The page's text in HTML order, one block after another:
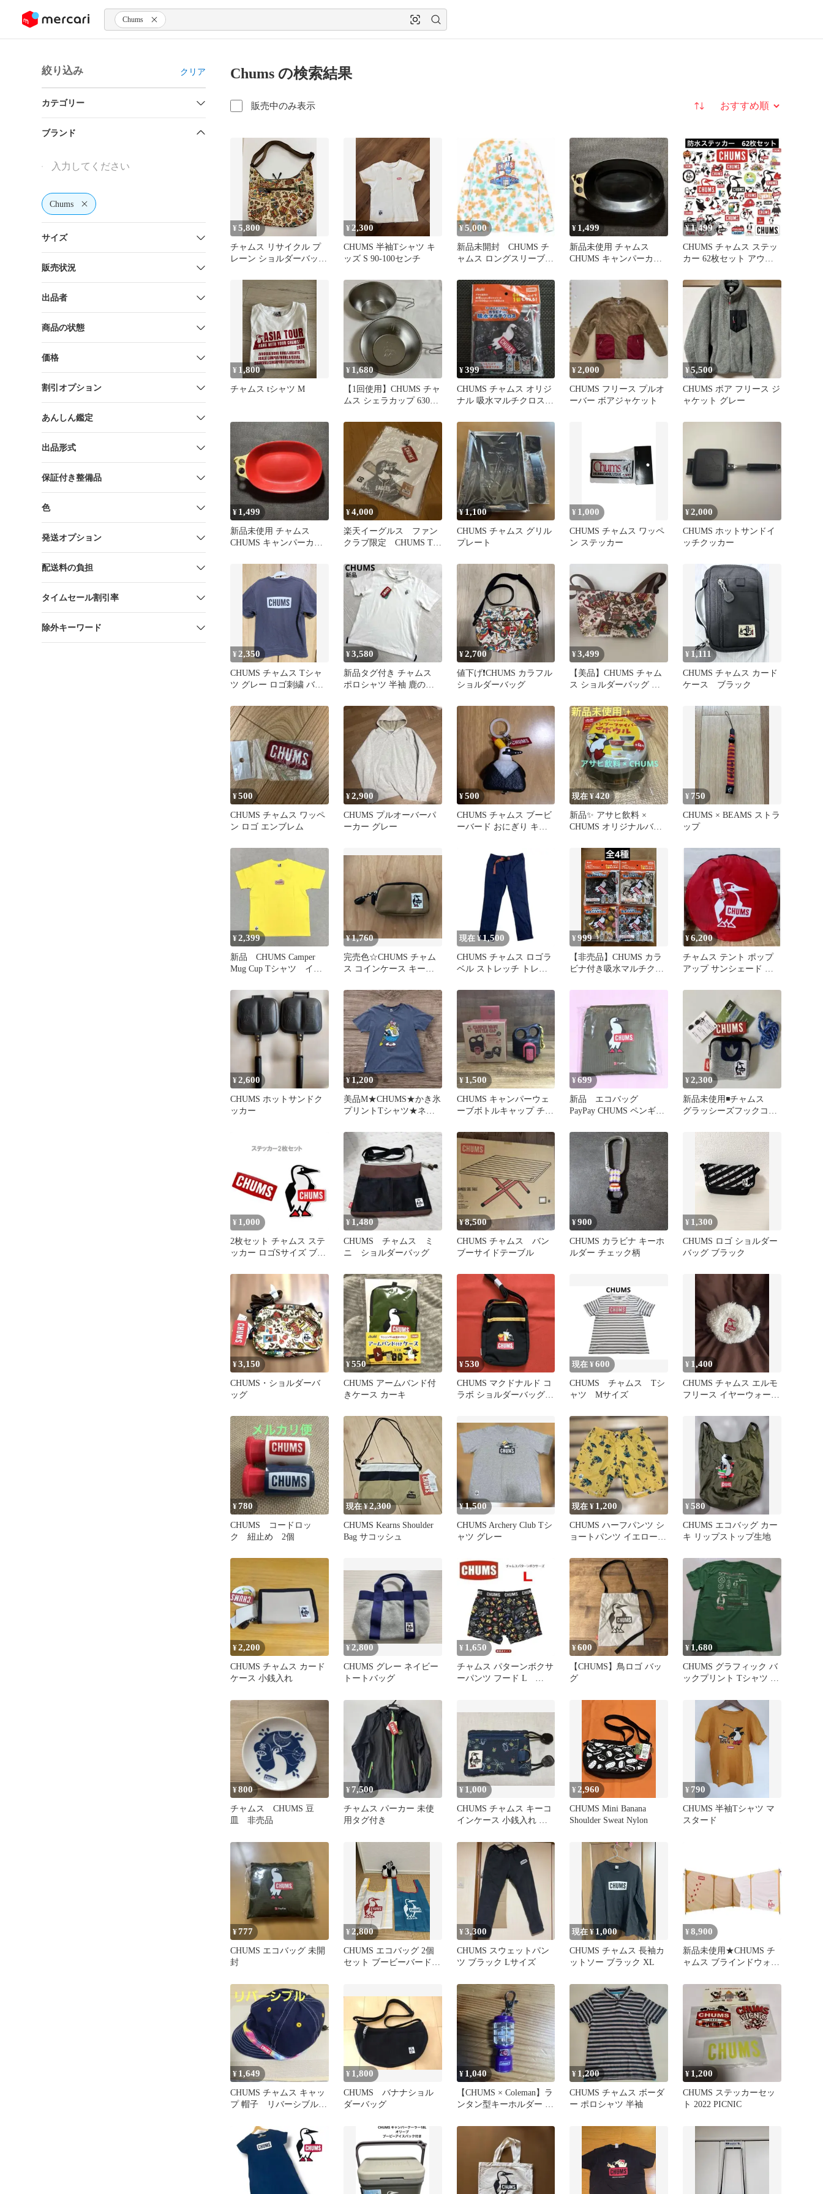
ツにスキップ Chums
絞り込み クリア
カテゴリー
ブランド
Chums
サイズ
販売状況
出品者
商品の状態
価格
割引オプション
あんしん鑑定
出品形式
保証付き整備品
色
発送オプション
配送料の負担
タイムセール割引率
除外キーワード
Chums の検索結果
販売中のみ表示 並び替え
¥5,800
チャムス リサイクル プ
レーン ショルダーバッグ
¥ 2,300
CHUMS 半袖Tシャツ キ
ッズ S 90-100センチ
¥5,000
新品未開封 CHUMS チ
ャムス ロングスリーブT
イズ
¥ 1,499
新品未使用 チャムス
CHUMS キャンパーカレ
ラック
¥1,499
CHUMS チャムス ステッ
カー 62枚セット アウト
¥ 1,800
チャムス tシャツ M
¥ 1,680
【1回使用】CHUMS チャ
ムス シェラカップ 630ml
¥399
CHUMS チャムス オリジ
ナル 吸水マルチクロス
¥2,000
CHUMS フリース プルオ
ーバー ボアジャケット
¥5,500
CHUMS ボア フリース ジ
ャケット グレー
¥ 1,499
新品未使用 チャムス
CHUMS キャンパーカレ
ッド
¥4,000
楽天イーグルス ファン
クラブ限定 CHUMS Tシ
¥1,100
CHUMS チャムス グリル
プレート
¥ 1,000
CHUMS チャムス ワッペ
ン ステッカー
¥2,000
CHUMS ホットサンドイ
ッチクッカー
¥ 2,350
CHUMS チャムス Tシャ
ツ グレー ロゴ刺繍 バッ
¥3,580
新品タグ付き チャムス
ポロシャツ 半袖 鹿の子 L
¥2,700
値下げ❗️CHUMS カラフル
ショルダーバッグ
¥3,499
【美品】CHUMS チャム
ス ショルダーバッグ サ
¥ 1,111
CHUMS チャムス カード
ケース ブラック
¥500
CHUMS チャムス ワッペ
ン ロゴ エンブレム
¥2,900
CHUMS プルオーバーパ
ーカー グレー
¥500
CHUMS チャムス ブービ
ーバード おにぎり キー
現在 ¥420
新品✨ アサヒ飲料 ×
CHUMS オリジナルバン
¥ 750
CHUMS × BEAMS ストラ
ップ
¥2,399
新品 CHUMS Camper
Mug Cup Tシャツ イエ
¥1,760
完売色☆CHUMS チャム
ス コインケース キーケ
現在 ¥1,500
CHUMS チャムス ロゴラ
ベル ストレッチ トレッ
ンツ
¥999
【非売品】CHUMS カラ
ビナ付き吸水マルチクロ
¥6,200
チャムス テント ポップ
アップ サンシェード 未
二人用
¥2,600
CHUMS ホットサンドク
ッカー
¥1,200
美品M★CHUMS★かき氷
プリントTシャツ★ネイ
カジュアル
¥ 1,500
CHUMS キャンパーウェ
ーブボトルキャップ チャ
¥699
新品 エコバッグ
PayPay CHUMS ペンギ
売品
¥2,300
新品未使用◾️チャムス
グラッシーズフックコイ
ロン グレー
¥ 1,000
2枚セット チャムス ステ
ッカー ロゴSサイズ ブー
¥ 1,480
CHUMS チャムス ミ
ニ ショルダーバッグ
¥8,500
CHUMS チャムス バン
ブーサイドテーブル
¥900
CHUMS カラビナ キーホ
ルダー チェック柄
¥ 1,300
CHUMS ロゴ ショルダー
バッグ ブラック
¥3,150
CHUMS・ショルダーバ
ッグ
¥550
CHUMS アームバンド付
きケース カーキ
¥530
CHUMS マクドナルド コ
ラボ ショルダーバッグ
現在 ¥600
CHUMS チャムス Tシ
ャツ Mサイズ
¥ 1,400
CHUMS チャムス エルモ
フリース イヤーウォーマ
¥780
CHUMS コードロッ
ク 紐止め 2個
現在 ¥2,300
CHUMS Kearns Shoulder
Bag サコッシュ
¥1,500
CHUMS Archery Club Tシ
ャツ グレー
現在 ¥ 1,200
CHUMS ハーフパンツ シ
ョートパンツ イエロー L
¥580
CHUMS エコバッグ カー
キ リップストップ生地
¥2,200
CHUMS チャムス カード
ケース 小銭入れ
¥2,800
CHUMS グレー ネイビー
トートバッグ
¥ 1,650
チャムス パターンボクサ
ーパンツ フード L
¥600
【CHUMS】鳥ロゴ バッ
グ
¥1,680
CHUMS グラフィック バ
ックプリント Tシャツ グ
¥800
チャムス CHUMS 豆
皿 非売品
¥ 7,500
チャムス パーカー 未使
用タグ付き
¥ 1,000
CHUMS チャムス キーコ
インケース 小銭入れ ト
¥2,960
CHUMS Mini Banana
Shoulder Sweat Nylon
¥ 790
CHUMS 半袖Tシャツ マ
スタード
¥777
CHUMS エコバッグ 未開
封
¥2,800
CHUMS エコバッグ 2個
セット ブービーバード
¥3,300
CHUMS スウェットパン
ツ ブラック Lサイズ
現在 ¥1,000
CHUMS チャムス 長袖カ
ットソー ブラック XL
¥8,900
新品未使用★CHUMS チ
ャムス ブラインドウォー
¥ 1,649
CHUMS チャムス キャッ
プ 帽子 リバーシブル
¥ 1,800
CHUMS バナナショル
ダーバッグ
¥ 1,040
【CHUMS × Coleman】ラ
ンタン型キーホルダー パ
¥ 1,200
CHUMS チャムス ボーダ
ー ポロシャツ 半袖
¥ 1,200
CHUMS ステッカーセッ
ト 2022 PICNIC